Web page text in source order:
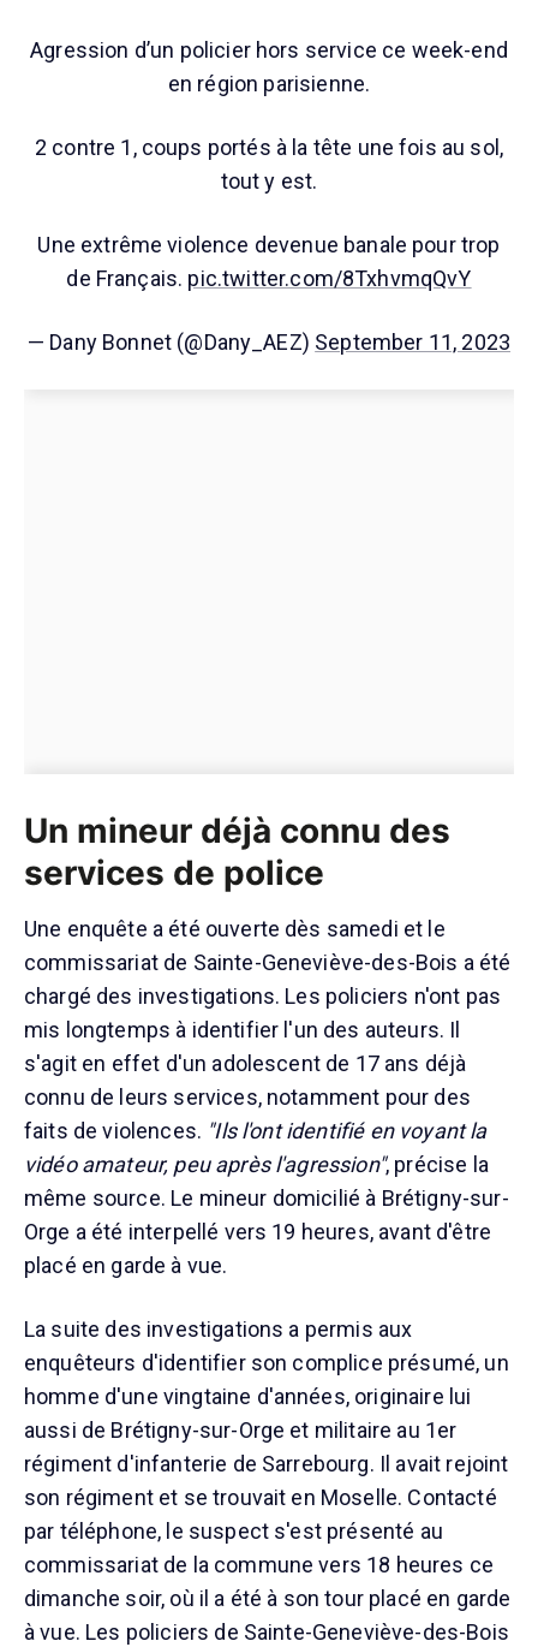
Agression d’un policier hors service ce week-end
en région parisienne.
2 contre 1, coups portés à la tête une fois au sol,
tout y est.
Une extrême violence devenue banale pour trop
de Français. pic.twitter.com/8TxhvmqQvY
— Dany Bonnet (@Dany_AEZ) September 11, 2023
Un mineur déjà connu des
services de police
Une enquête a été ouverte dès samedi et le
commissariat de Sainte-Geneviève-des-Bois a été
chargé des investigations. Les policiers n'ont pas
mis longtemps à identifier l'un des auteurs. Il
s'agit en effet d'un adolescent de 17 ans déjà
connu de leurs services, notamment pour des
faits de violences. "Ils l'ont identifié en voyant la
vidéo amateur, peu après l'agression", précise la
même source. Le mineur domicilié à Brétigny-sur-
Orge a été interpellé vers 19 heures, avant d'être
placé en garde à vue.
La suite des investigations a permis aux
enquêteurs d'identifier son complice présumé, un
homme d'une vingtaine d'années, originaire lui
aussi de Brétigny-sur-Orge et militaire au 1er
régiment d'infanterie de Sarrebourg. Il avait rejoint
son régiment et se trouvait en Moselle. Contacté
par téléphone, le suspect s'est présenté au
commissariat de la commune vers 18 heures ce
dimanche soir, où il a été à son tour placé en garde
à vue. Les policiers de Sainte-Geneviève-des-Bois